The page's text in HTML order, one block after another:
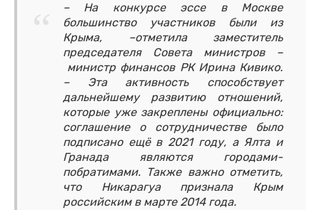
– На конкурсе эссе в Москве
большинство участников были из
Крыма, –отметила заместитель
председателя Совета министров –
министр финансов РК Ирина Кивико.
– Эта активность способствует
дальнейшему развитию отношений,
которые уже закреплены официально:
соглашение о сотрудничестве было
подписано ещё в 2021 году, а Ялта и
Гранада являются городами-
побратимами. Также важно отметить,
что Никарагуа признала Крым
российским в марте 2014 года.